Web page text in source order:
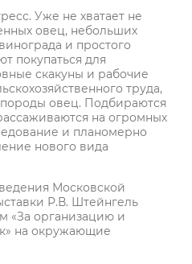
Уже не хватает не
овец, небольших
и простого
покупаться для
скакуны и рабочие
труда,
овец. Подбираются
на огромных
и планомерно
нового вида
Московской
Р.В. Штейнгель
«За организацию и
на окружающие